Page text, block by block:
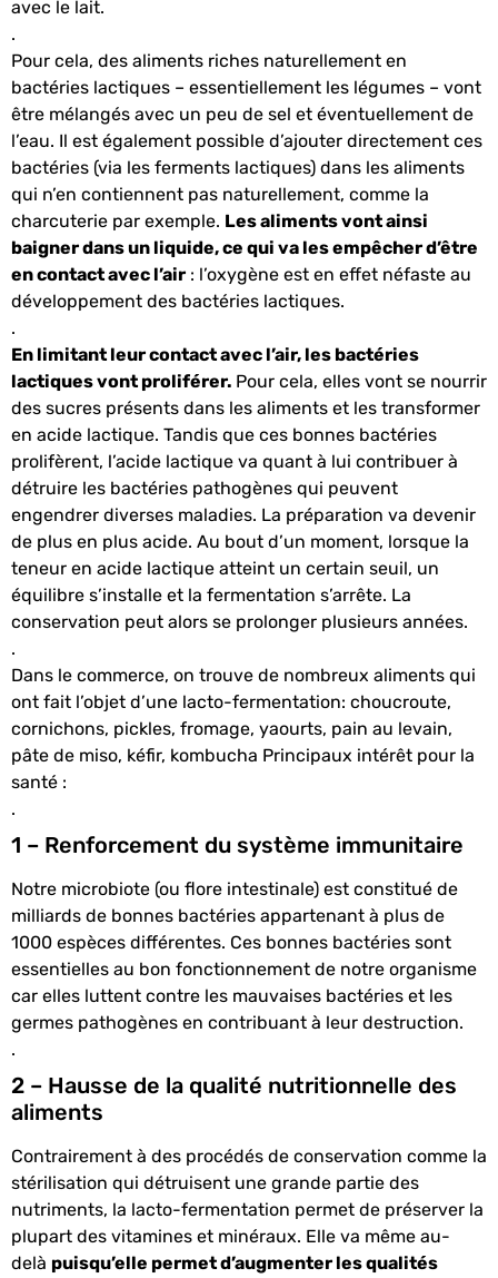
avec le lait.
.
Pour cela, des aliments riches naturellement en
bactéries lactiques – essentiellement les légumes – vont
être mélangés avec un peu de sel et éventuellement de
l’eau. Il est également possible d’ajouter directement ces
bactéries (via les ferments lactiques) dans les aliments
qui n’en contiennent pas naturellement, comme la
charcuterie par exemple. Les aliments vont ainsi
baigner dans un liquide, ce qui va les empêcher d’être
en contact avec l’air : l’oxygène est en effet néfaste au
développement des bactéries lactiques.
.
En limitant leur contact avec l’air, les bactéries
lactiques vont proliférer. Pour cela, elles vont se nourrir
des sucres présents dans les aliments et les transformer
en acide lactique. Tandis que ces bonnes bactéries
prolifèrent, l’acide lactique va quant à lui contribuer à
détruire les bactéries pathogènes qui peuvent
engendrer diverses maladies. La préparation va devenir
de plus en plus acide. Au bout d’un moment, lorsque la
teneur en acide lactique atteint un certain seuil, un
équilibre s’installe et la fermentation s’arrête. La
conservation peut alors se prolonger plusieurs années.
.
Dans le commerce, on trouve de nombreux aliments qui
ont fait l’objet d’une lacto-fermentation: choucroute,
cornichons, pickles, fromage, yaourts, pain au levain,
pâte de miso, kéfir, kombucha Principaux intérêt pour la
santé :
.
1 – Renforcement du système immunitaire
Notre microbiote (ou flore intestinale) est constitué de
milliards de bonnes bactéries appartenant à plus de
1000 espèces différentes. Ces bonnes bactéries sont
essentielles au bon fonctionnement de notre organisme
car elles luttent contre les mauvaises bactéries et les
germes pathogènes en contribuant à leur destruction.
.
2 – Hausse de la qualité nutritionnelle des
aliments
Contrairement à des procédés de conservation comme la
stérilisation qui détruisent une grande partie des
nutriments, la lacto-fermentation permet de préserver la
plupart des vitamines et minéraux. Elle va même au-
delà puisqu’elle permet d’augmenter les qualités